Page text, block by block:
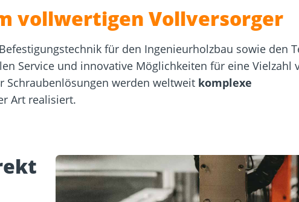
vollwertigen Vollversorger
für den Ingenieurholzbau sowie den
Service und innovative Möglichkeiten für eine Vielzahl
werden weltweit komplexe
Art realisiert.